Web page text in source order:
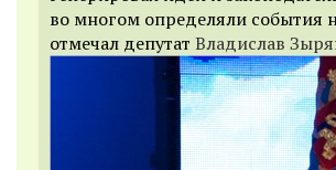
во многом определяли события
отмечал депутат Владислав